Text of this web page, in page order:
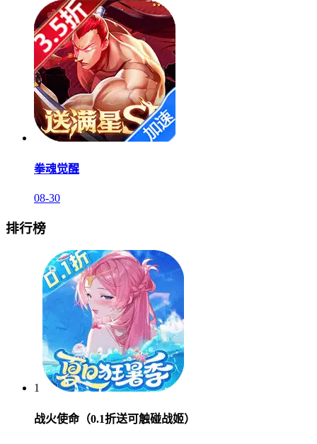
拳魂觉醒
08-30
排行榜
1
战火使命（0.1折送可触碰战姬）